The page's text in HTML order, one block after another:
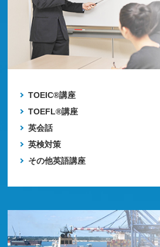
TOEIC®講座
TOEFL®講座
英会話
英検対策
その他英語講座